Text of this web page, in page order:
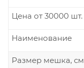
Наименование
Размер мешка, см